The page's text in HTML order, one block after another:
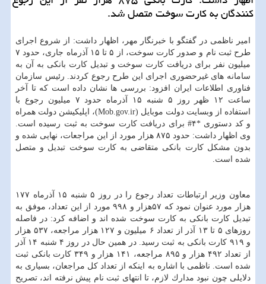
كنندگان به كارت سوخت متصل شد.
امیر ناظمی در گفتگو با خبرنگار مهر، اظهار داشت: از شروع اجرای
طرح ثبت نام و صدور كارت سوخت، از ۵ تا ۱۵ آذرماه جاری، حدود ۷
میلیون نفر برای دریافت كارت سوخت و تبدیل كارت بانكی به آن به
سامانه های غیرحضوری اجرای این طرح رجوع كردند. رئیس سازمان
فناوری اطلاعات ایران افزود: بررسی ها نشان داده است كه تا آخر
ساعت ۱۲ ظهر روز ۵ شنبه ۱۵ آذرماه حدود ۷ میلیون رجوع با
استفاده از وبسایت دولت موبایل (Mob.gov.ir)، اپلیكیشن دولت همراه
و كد دستوری *۴# برای دریافت كارت سوخت به ثبت رسیده است.
وی اظهار داشت: حدود ۸۷۵ هزار مورد از این مراجعات، نهایی شده و
بدون مشكل كارت بانكی متقاضی به كارت سوخت تبدیل و متصل
شده است.
معاون وزیر ارتباطات تعداد رجوع را در روز ۵ شنبه ۱۵ آذرماه ۱۷۷
هزار مورد عنوان نمود كه ۵۷هزار و ۹۹۸ مورد از این تعداد، موفق به
تبدیل كارت بانكی به كارت سوخت شده اند و اضافه كرد: در فاصله
روزهای ۵ تا ۱۳ آذر از تعداد ۶ میلیون و ۱۲۷ هزار مراجعه، ۵۳۷ هزار
و ۹۱۹ كارت بانكی به ثبت رسید. در همین حال در روز ۴ شنبه ۱۴ آذر
از تعداد ۴۹۲ هزار و ۸۹۵ مراجعه، ۱۴۱ هزار و ۳۴۹ كارت بانكی ثبت
شده است. ناظمی با اشاره به اینكه از تعداد كل مراجعان، بسیاری به
دلایلی چون نبود مدارك لازم، تا انتهای ثبت نام پیش نرفته اند، تصریح